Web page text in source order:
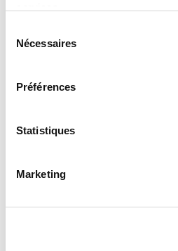
Nécessaires
Préférences
Statistiques
Marketing